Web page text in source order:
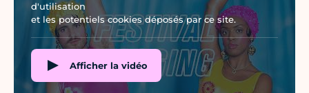
d'utilisation
et les potentiels cookies déposés par ce site.
Afficher la vidéo